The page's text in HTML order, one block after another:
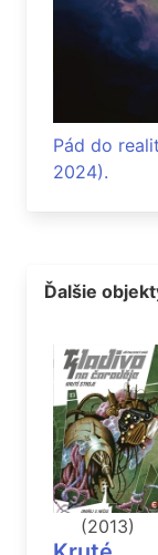
Pád do
2024).
Ďalšie
(2013)